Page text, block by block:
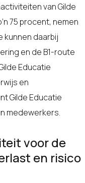
van Gilde
75 procent, nemen
kunnen daarbij
en de B1-route
Educatie
en
Gilde Educatie
medewerkers.
voor de
en risico